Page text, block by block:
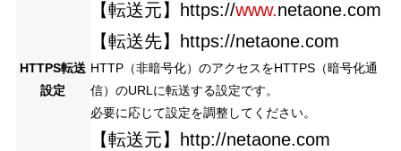
【転送元】https://www.netaone.com
【転送先】https://netaone.com
HTTPS転送
設定
HTTP（非暗号化）のアクセスをHTTPS（暗号化通
信）のURLに転送する設定です。
必要に応じて設定を調整してください。
【転送元】http://netaone.com